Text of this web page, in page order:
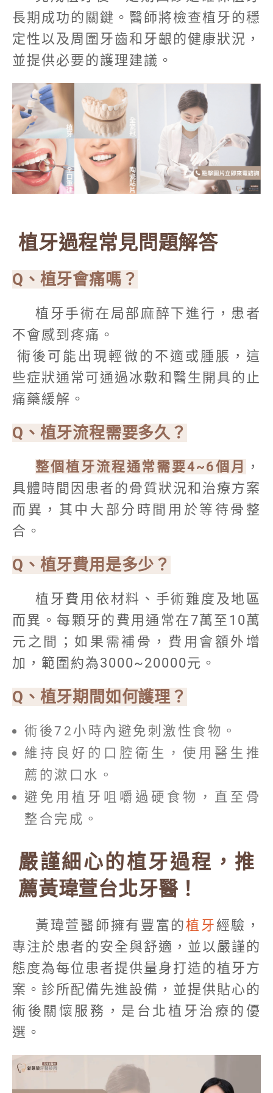
長期成功的關鍵。醫師將檢查植牙的穩
定性以及周圍牙齒和牙齦的健康狀況，
並提供必要的護理建議。
植牙過程常見問題解答
Q、植牙會痛嗎？
植牙手術在局部麻醉下進行，患者
不會感到疼痛。
術後可能出現輕微的不適或腫脹，這
些症狀通常可通過冰敷和醫生開具的止
痛藥緩解。
Q、植牙流程需要多久？
整個植牙流程通常需要4~6個月
，
具體時間因患者的骨質狀況和治療方案
而異，其中大部分時間用於等待骨整
合。
Q、植牙費用是多少？
植牙費用依材料、手術難度及地區
而異。每顆牙的費用通常在7萬至10萬
元之間；如果需補骨，費用會額外增
加，範圍約為3000~20000元。
Q、植牙期間如何護理？
術後72小時內避免刺激性食物。
維持良好的口腔衛生，使用醫生推
薦的漱口水。
避免用植牙咀嚼過硬食物，直至骨
整合完成。
嚴謹細心的植牙過程，推
薦黃瑋萱台北牙醫！
黃瑋萱醫師擁有豐富的植牙 經驗，
專注於患者的安全與舒適，並以嚴謹的
態度為每位患者提供量身打造的植牙方
案。診所配備先進設備，並提供貼心的
術後關懷服務，是台北植牙治療的優
選。